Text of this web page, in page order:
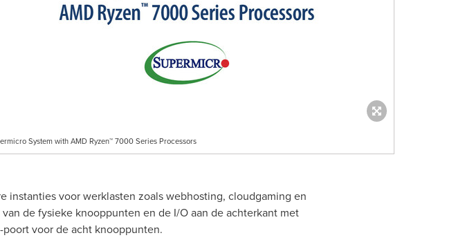
System with AMD Ryzen™ 7000 Series Processors
voor werklasten zoals webhosting, cloudgaming en
de fysieke knooppunten en de I/O aan de achterkant met
voor de acht knooppunten.